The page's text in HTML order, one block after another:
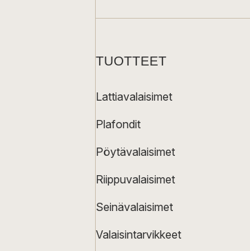
TUOTTEET
Lattiavalaisimet
Plafondit
Pöytävalaisimet
Riippuvalaisimet
Seinävalaisimet
Valaisintarvikkeet